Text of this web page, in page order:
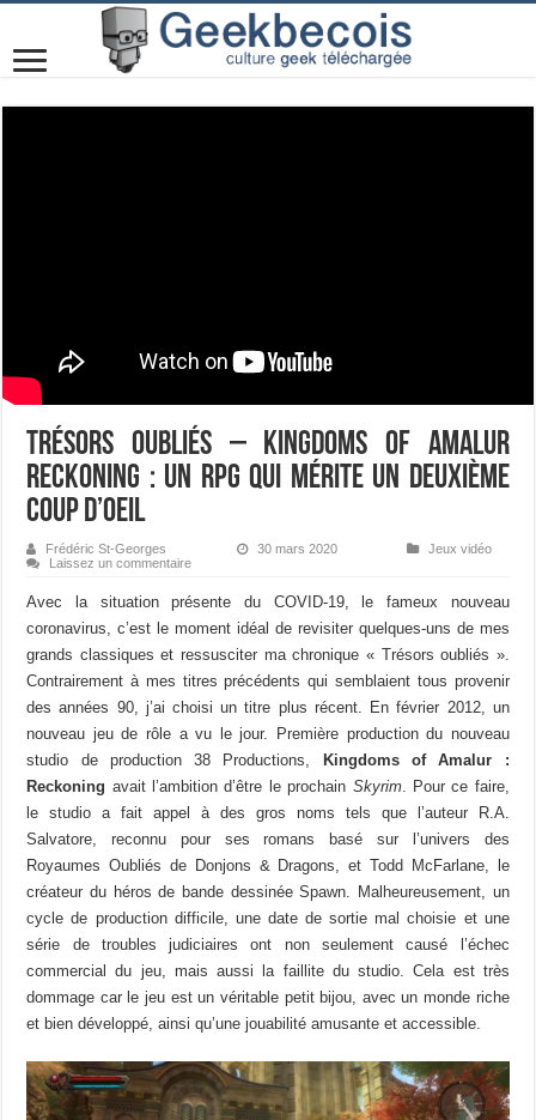
Trésors oubliés – Kingdoms of Amalur
Reckoning : un RPG qui mérite un deuxième
coup d’oeil
Frédéric St-Georges 30 mars 2020
Jeux vidéo
Laissez un commentaire
Avec la situation présente du COVID-19, le fameux nouveau
coronavirus, c’est le moment idéal de revisiter quelques-uns de mes
grands classiques et ressusciter ma chronique « Trésors oubliés ».
Contrairement à mes titres précédents qui semblaient tous provenir
des années 90, j’ai choisi un titre plus récent. En février 2012, un
nouveau jeu de rôle a vu le jour. Première production du nouveau
studio de production 38 Productions,
Kingdoms of Amalur :
Reckoning avait l’ambition d’être le prochain Skyrim. Pour ce faire,
le studio a fait appel à des gros noms tels que l’auteur R.A.
Salvatore, reconnu pour ses romans basé sur l’univers des
Royaumes Oubliés de Donjons & Dragons, et Todd McFarlane, le
créateur du héros de bande dessinée Spawn. Malheureusement, un
cycle de production difficile, une date de sortie mal choisie et une
série de troubles judiciaires ont non seulement causé l’échec
commercial du jeu, mais aussi la faillite du studio. Cela est très
dommage car le jeu est un véritable petit bijou, avec un monde riche
et bien développé, ainsi qu’une jouabilité amusante et accessible.